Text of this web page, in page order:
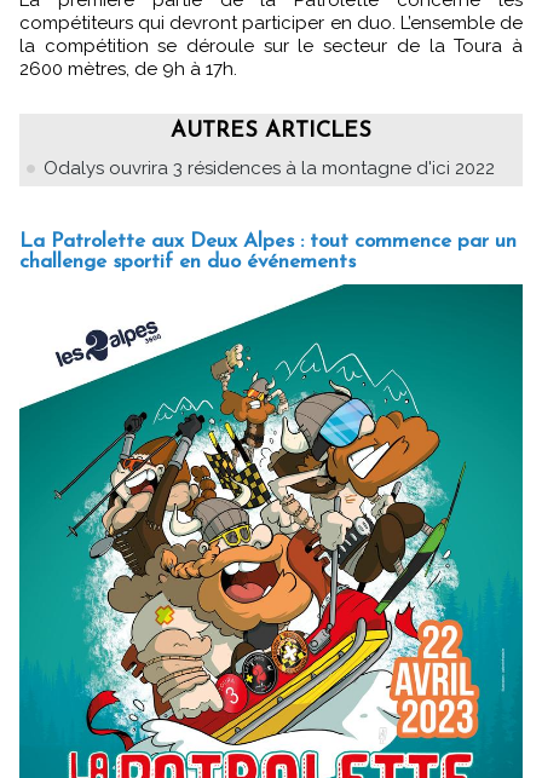
compétiteurs qui devront participer en duo. L’ensemble de
la compétition se déroule sur le secteur de la Toura à
2600 mètres, de 9h à 17h.
AUTRES ARTICLES
Odalys ouvrira 3 résidences à la montagne d'ici 2022
La Patrolette aux Deux Alpes : tout commence par un
challenge sportif en duo événements